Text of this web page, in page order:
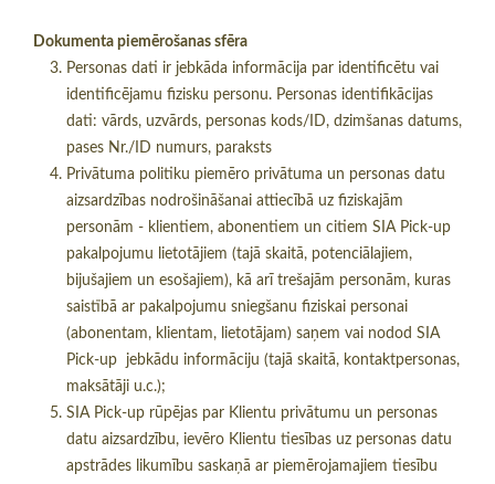
Dokumenta piemērošanas sfēra
Personas dati ir jebkāda informācija par identificētu vai
identificējamu fizisku personu. Personas identifikācijas
dati: vārds, uzvārds, personas kods/ID, dzimšanas datums,
pases Nr./ID numurs, paraksts
Privātuma politiku piemēro privātuma un personas datu
aizsardzības nodrošināšanai attiecībā uz fiziskajām
personām - klientiem, abonentiem un citiem SIA Pick-up
pakalpojumu lietotājiem (tajā skaitā, potenciālajiem,
bijušajiem un esošajiem), kā arī trešajām personām, kuras
saistībā ar pakalpojumu sniegšanu fiziskai personai
(abonentam, klientam, lietotājam) saņem vai nodod SIA
Pick-up jebkādu informāciju (tajā skaitā, kontaktpersonas,
maksātāji u.c.);
SIA Pick-up rūpējas par Klientu privātumu un personas
datu aizsardzību, ievēro Klientu tiesības uz personas datu
apstrādes likumību saskaņā ar piemērojamajiem tiesību